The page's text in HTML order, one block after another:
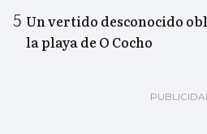
Un vertido desconocido
la playa de O Cocho